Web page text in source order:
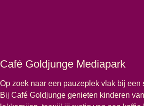
Café Goldjunge Mediapark
Op zoek naar een pauzeplek vlak bij
Bij Café Goldjunge genieten kinderen